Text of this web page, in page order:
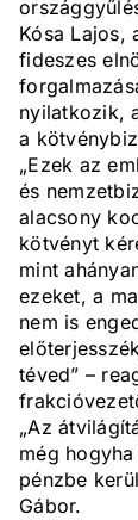
Kósa Lajos,
fideszes
nyilatkozik,
a
„Ezek az
és
alacsony
kötvényt
mint
ezeket, a
nem is
téved” –
„Az
még
pénzbe
Gábor.